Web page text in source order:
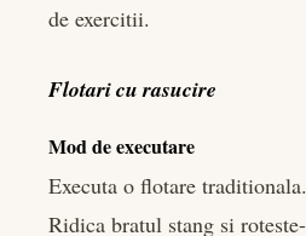
de exercitii.
Flotari cu rasucire
Mod de executare
Executa o flotare traditionala.
Ridica bratul stang si